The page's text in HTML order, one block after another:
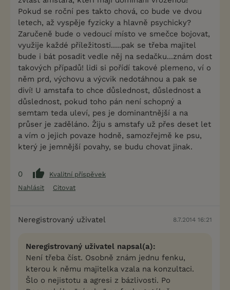
Pokud se roční pes takto chová, co bude ve dvou
letech, až vyspěje fyzicky a hlavně psychicky?
Zaručeně bude o vedoucí místo ve smečce bojovat,
využije každé příležitosti.....pak se třeba majitel
bude i bát posadit vedle něj na sedačku...znám dost
takových případů! lidi si pořídí takové plemeno, ví o
něm prd, výchovu a výcvik nedotáhnou a pak se
diví! U amstafa to chce důslednost, důslednost a
důslednost, pokud toho pán není schopný a
semtam teda uleví, pes je dominantnější a na
průser je zaděláno. Žiju s amstafy už přes deset let
a vím o jejich povaze hodně, samozřejmě ke psu,
který je jemnější povahy, se budu chovat jinak.
0
Kvalitní příspěvek
Nahlásit
Citovat
Neregistrovaný uživatel 8.7.2014 16:21
Neregistrovaný uživatel napsal(a):
Není třeba číst. Osobně znám jednu fenku,
kterou k němu majitelka vzala na konzultaci.
Šlo o nejistotu a agresi z bázlivosti. Po